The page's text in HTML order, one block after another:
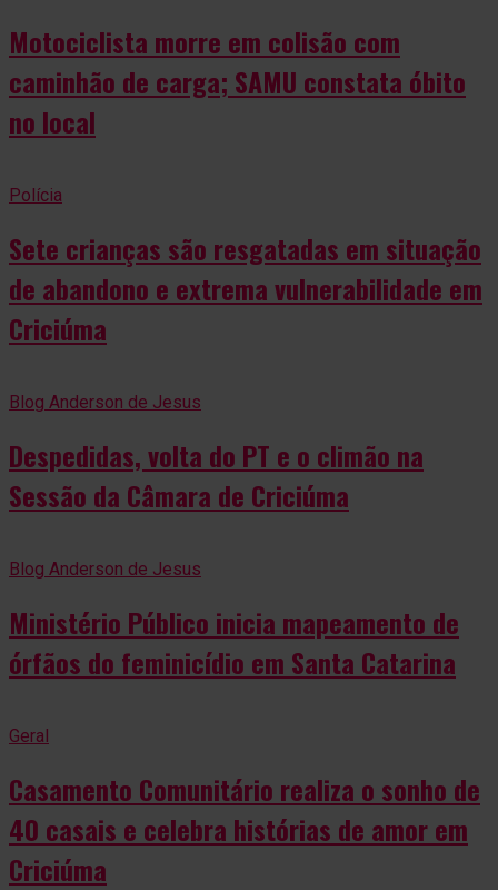
Motociclista morre em colisão com
caminhão de carga; SAMU constata óbito
no local
Polícia
Sete crianças são resgatadas em situação
de abandono e extrema vulnerabilidade em
Criciúma
Blog Anderson de Jesus
Despedidas, volta do PT e o climão na
Sessão da Câmara de Criciúma
Blog Anderson de Jesus
Ministério Público inicia mapeamento de
órfãos do feminicídio em Santa Catarina
Geral
Casamento Comunitário realiza o sonho de
40 casais e celebra histórias de amor em
Criciúma